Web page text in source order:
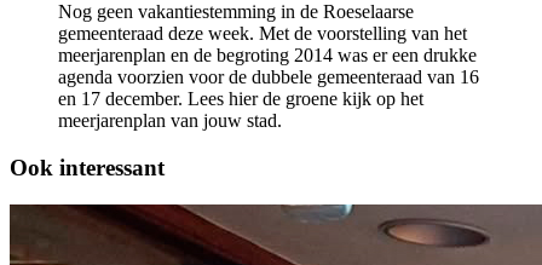
Nog geen vakantiestemming in de Roeselaarse
gemeenteraad deze week. Met de voorstelling van het
meerjarenplan en de begroting 2014 was er een drukke
agenda voorzien voor de dubbele gemeenteraad van 16
en 17 december. Lees hier de groene kijk op het
meerjarenplan van jouw stad.
Ook interessant